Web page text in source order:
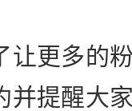
让更多的
并提醒大